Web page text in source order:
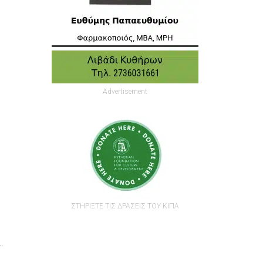
Advertisement
ΣΤΗΡΙΞΤΕ ΤΙΣ ΔΡΑΣΕΙΣ ΤΟΥ ΚΙΠΑ